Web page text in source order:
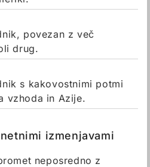
povezan z več
drug.
s kakovostnimi potmi
vzhoda in Azije.
izmenjavami
neposredno z